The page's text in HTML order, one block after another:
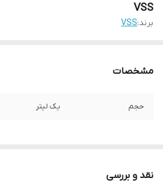
VSS
برند:VSS
مشخصات
حجم یک لیتر
نقد و بررسی